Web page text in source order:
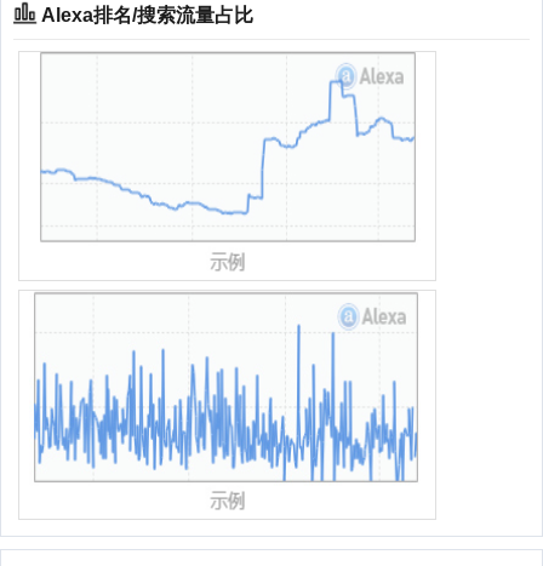
Alexa排名/搜索流量占比